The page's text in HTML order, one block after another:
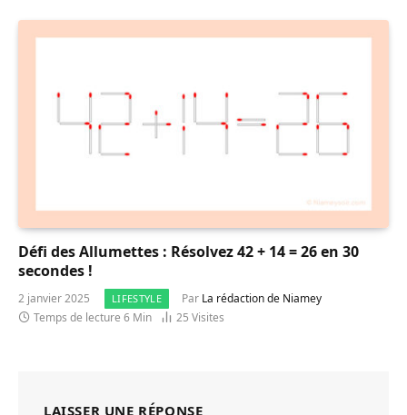
Défi des Allumettes : Résolvez 42 + 14 = 26 en 30
secondes !
2 janvier 2025 LIFESTYLE Par La rédaction de Niamey
Temps de lecture 6 Min
25 Visites
LAISSER UNE RÉPONSE